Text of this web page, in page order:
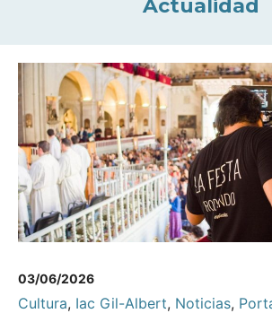
Actualidad
03/06/2026
Cultura, Iac Gil-Albert, Noticias,